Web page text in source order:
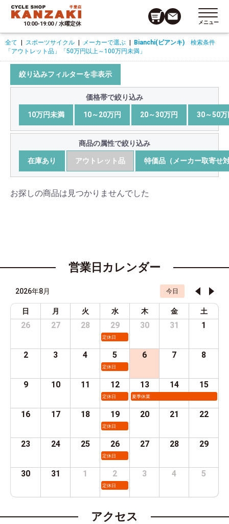
10:00-19:00 / 水曜定休 メニュー
全て スポーツサイクル メーカーで選ぶ Bianchi(ビアンキ) 検索条件
「アウトレット品」
「50万円以上～100万円未満」
絞り込みフィルターを非表示
価格帯で絞り込み
10万円未満 10～20万円 20～30万円 30～50万
商品の属性で絞り込み
在庫あり アウトレット品 特価品（メーカー取寄せ
お探しの商品は見つかりませんでした
営業日カレンダー
2026年8月 今日
日 月 火 水 木 金 土
26 27 28 29
定休日
30 31 1
2 3 4 5
定休日
6 7 8
9 10 11 12
定休日
13
夏季休業
14 15
16 17 18 19
定休日
20 21 22
23 24 25 26
定休日
27 28 29
30 31 1 2
定休日
3 4 5
アクセス